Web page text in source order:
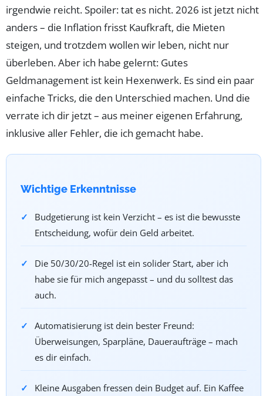
irgendwie reicht. Spoiler: tat es nicht. 2026 ist jetzt nicht
anders – die Inflation frisst Kaufkraft, die Mieten
steigen, und trotzdem wollen wir leben, nicht nur
überleben. Aber ich habe gelernt: Gutes
Geldmanagement ist kein Hexenwerk. Es sind ein paar
einfache Tricks, die den Unterschied machen. Und die
verrate ich dir jetzt – aus meiner eigenen Erfahrung,
inklusive aller Fehler, die ich gemacht habe.
Wichtige Erkenntnisse
Budgetierung ist kein Verzicht – es ist die bewusste
Entscheidung, wofür dein Geld arbeitet.
Die 50/30/20-Regel ist ein solider Start, aber ich
habe sie für mich angepasst – und du solltest das
auch.
Automatisierung ist dein bester Freund:
Überweisungen, Sparpläne, Daueraufträge – mach
es dir einfach.
Kleine Ausgaben fressen dein Budget auf. Ein Kaffee